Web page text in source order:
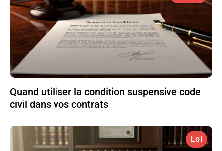
Quand utiliser la condition suspensive code
civil dans vos contrats
Loi